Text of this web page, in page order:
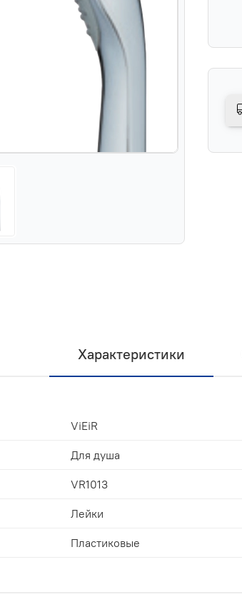
Характеристики
ViEiR
Для душа
VR1013
Лейки
Пластиковые